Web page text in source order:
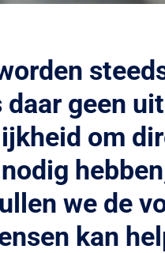
geen
om
we de
kan